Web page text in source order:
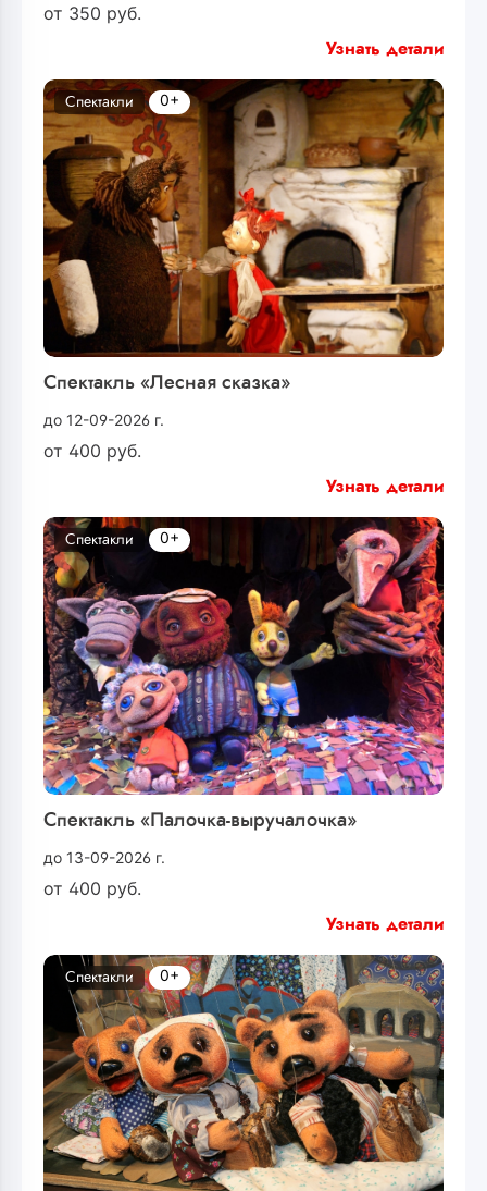
от 350 руб.
Узнать детали
Спектакль «Лесная сказка»
до 12-09-2026 г.
от 400 руб.
Спектакли 0+
Узнать детали
Спектакль «Палочка-выручалочка»
до 13-09-2026 г.
от 400 руб.
Спектакли 0+
Узнать детали
Спектакли 0+